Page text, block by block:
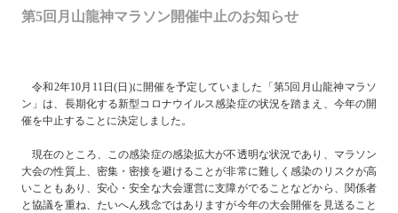
第5回月山龍神マラソン開催中止のお知らせ
令和2年10月11日(日)に開催を予定していました「第5回月山龍神マラソ
ン」は、長期化する新型コロナウイルス感染症の状況を踏まえ、今年の開
催を中止することに決定しました。
現在のところ、この感染症の感染拡大が不透明な状況であり、マラソン
大会の性質上、密集・密接を避けることが非常に難しく感染のリスクが高
いこともあり、安心・安全な大会運営に支障がでることなどから、関係者
と協議を重ね、たいへん残念ではありますが今年の大会開催を見送ること